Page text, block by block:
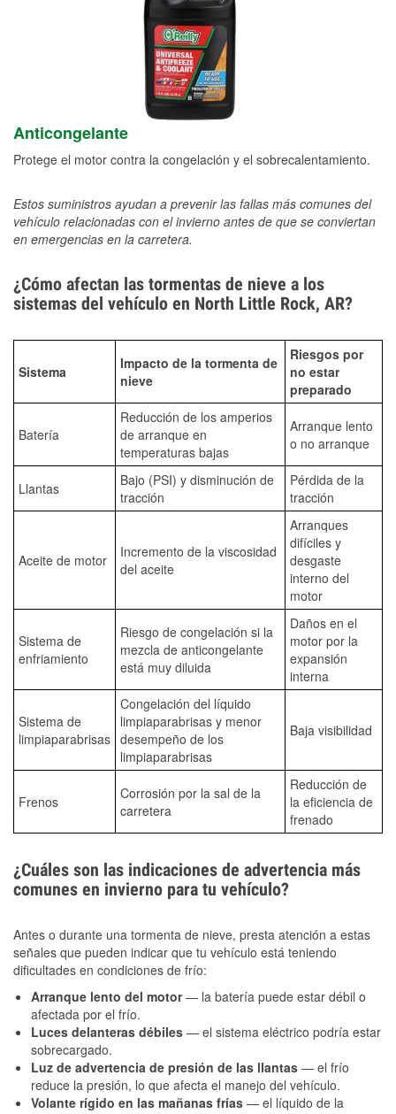
Anticongelante
Protege el motor contra la congelación y el sobrecalentamiento.
Estos suministros ayudan a prevenir las fallas más comunes del
vehículo relacionadas con el invierno antes de que se conviertan
en emergencias en la carretera.
¿Cómo afectan las tormentas de nieve a los
sistemas del vehículo en North Little Rock, AR?
Sistema
Impacto de la tormenta de
nieve
Riesgos por
no estar
preparado
Batería
Reducción de los amperios
de arranque en
temperaturas bajas
Arranque lento
o no arranque
Llantas
Bajo (PSI) y disminución de
tracción
Pérdida de la
tracción
Aceite de motor
Incremento de la viscosidad
del aceite
Arranques
difíciles y
desgaste
interno del
motor
Sistema de
enfriamiento
Riesgo de congelación si la
mezcla de anticongelante
está muy diluida
Daños en el
motor por la
expansión
interna
Sistema de
limpiaparabrisas
Congelación del líquido
limpiaparabrisas y menor
desempeño de los
limpiaparabrisas
Baja visibilidad
Frenos
Corrosión por la sal de la
carretera
Reducción de
la eficiencia de
frenado
¿Cuáles son las indicaciones de advertencia más
comunes en invierno para tu vehículo?
Antes o durante una tormenta de nieve, presta atención a estas
señales que pueden indicar que tu vehículo está teniendo
dificultades en condiciones de frío:
Arranque lento del motor— la batería puede estar débil o
afectada por el frío.
Luces delanteras débiles — el sistema eléctrico podría estar
sobrecargado.
Luz de advertencia de presión de las llantas — el frío
reduce la presión, lo que afecta el manejo del vehículo.
Volante rígido en las mañanas frías — el líquido de la